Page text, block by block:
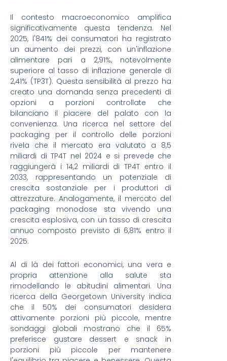
Il contesto macroeconomico amplifica
significativamente questa tendenza. Nel
2025, l'841% dei consumatori ha registrato
un aumento dei prezzi, con un'inflazione
alimentare pari a 2,91%, notevolmente
superiore al tasso di inflazione generale di
2,41% (TP3T). Questa sensibilità al prezzo ha
creato una domanda senza precedenti di
opzioni a porzioni controllate che
bilanciano il piacere del palato con la
convenienza. Una ricerca nel settore del
packaging per il controllo delle porzioni
rivela che il mercato era valutato a 8,5
miliardi di TP4T nel 2024 e si prevede che
raggiungerà i 14,2 miliardi di TP4T entro il
2033, rappresentando un potenziale di
crescita sostanziale per i produttori di
attrezzature. Analogamente, il mercato del
packaging monodose sta vivendo una
crescita esplosiva, con un tasso di crescita
annuo composto previsto di 6,81% entro il
2025.
Al di là dei fattori economici, una vera e
propria attenzione alla salute sta
rimodellando le abitudini alimentari. Una
ricerca della Georgetown University indica
che il 50% dei consumatori desidera
attivamente porzioni più piccole, mentre
sondaggi globali mostrano che il 65%
preferisce gustare dessert e snack in
porzioni più piccole per mantenere